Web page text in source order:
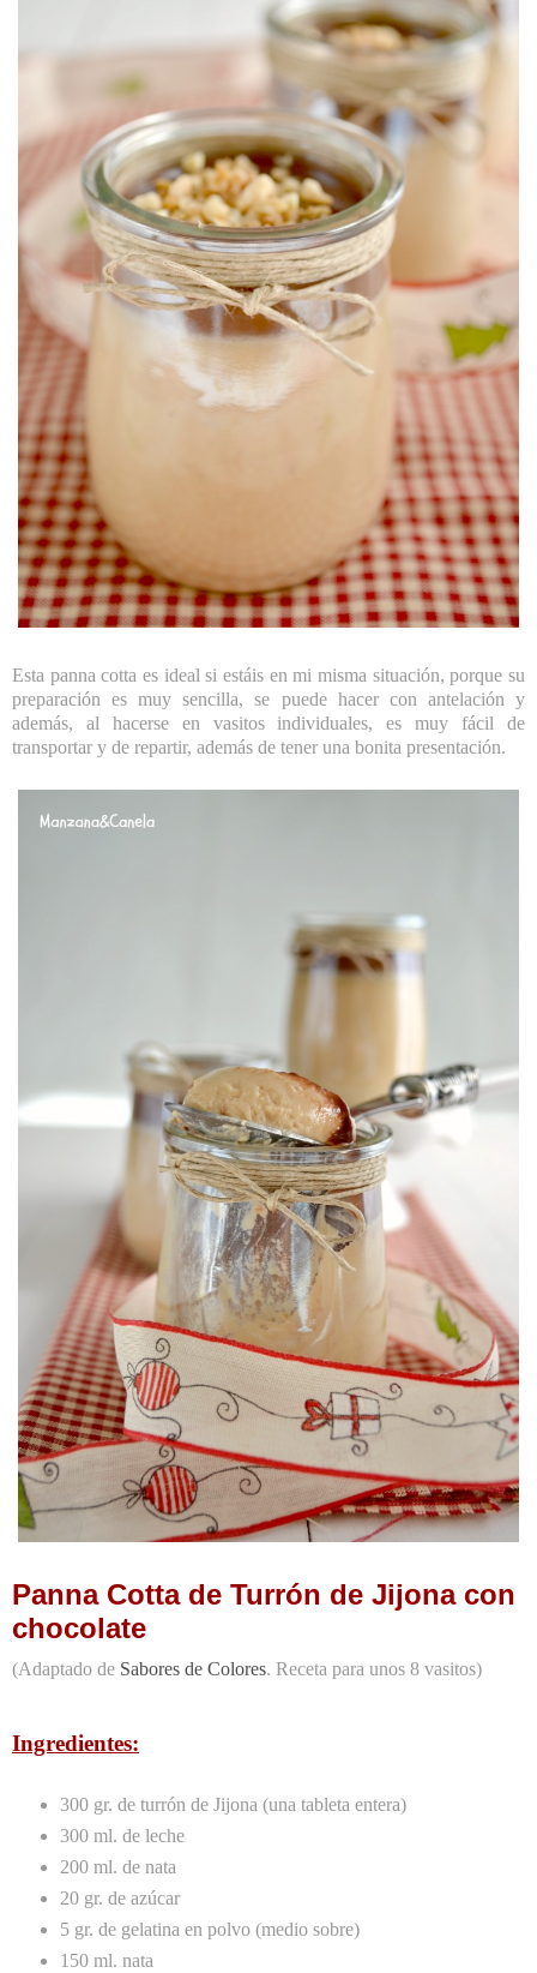
Esta panna cotta es ideal si estáis en mi misma situación, porque su
preparación es muy sencilla, se puede hacer con antelación y
además, al hacerse en vasitos individuales, es muy fácil de
transportar y de repartir, además de tener una bonita presentación.
Panna Cotta de Turrón de Jijona con
chocolate
(Adaptado de Sabores de Colores. Receta para unos 8 vasitos)
Ingredientes:
300 gr. de turrón de Jijona (una tableta entera)
300 ml. de leche
200 ml. de nata
20 gr. de azúcar
5 gr. de gelatina en polvo (medio sobre)
150 ml. nata